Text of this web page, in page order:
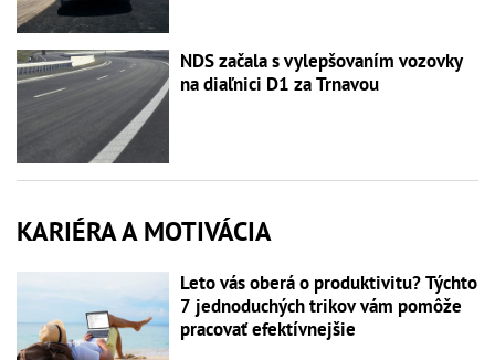
NDS začala s vylepšovaním vozovky
na diaľnici D1 za Trnavou
KARIÉRA A MOTIVÁCIA
Leto vás oberá o produktivitu? Týchto
7 jednoduchých trikov vám pomôže
pracovať efektívnejšie